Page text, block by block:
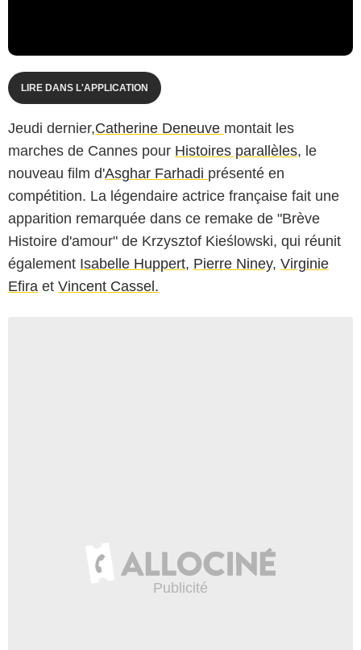
LIRE DANS L'APPLICATION
Jeudi dernier,Catherine Deneuve montait les
marches de Cannes pour Histoires parallèles, le
nouveau film d'Asghar Farhadi présenté en
compétition. La légendaire actrice française fait une
apparition remarquée dans ce remake de "Brève
Histoire d'amour" de Krzysztof Kieślowski, qui réunit
également Isabelle Huppert, Pierre Niney, Virginie
Efira et Vincent Cassel.